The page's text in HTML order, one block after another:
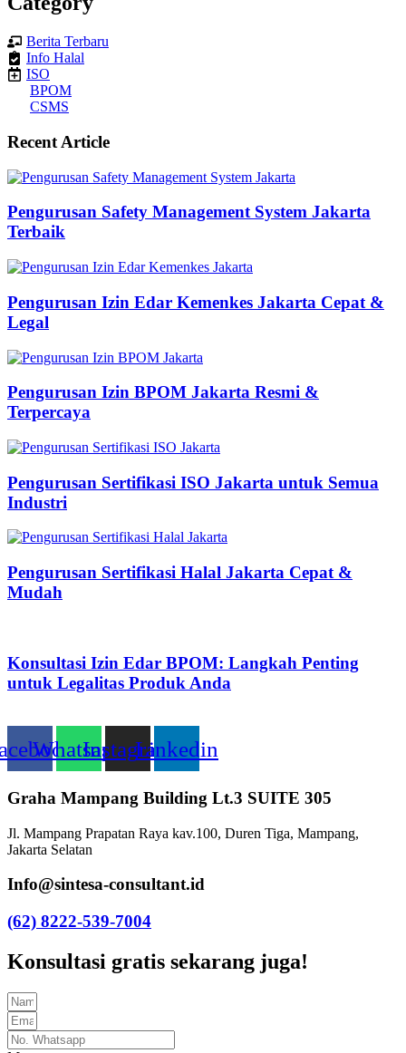
Berita Terbaru
Info Halal
ISO
BPOM
CSMS
Recent Article
Pengurusan Safety Management System Jakarta
Terbaik
Pengurusan Izin Edar Kemenkes Jakarta Cepat &
Legal
Pengurusan Izin BPOM Jakarta Resmi &
Terpercaya
Pengurusan Sertifikasi ISO Jakarta untuk Semua
Industri
Pengurusan Sertifikasi Halal Jakarta Cepat &
Mudah
Konsultasi Izin Edar BPOM: Langkah Penting
untuk Legalitas Produk Anda
WhatsappInstagramLinkedin
Graha Mampang Building Lt.3 SUITE 305
Jl. Mampang Prapatan Raya kav.100, Duren Tiga, Mampang,
Jakarta Selatan
Info@sintesa-consultant.id
(62) 8222-539-7004
Konsultasi gratis sekarang juga!